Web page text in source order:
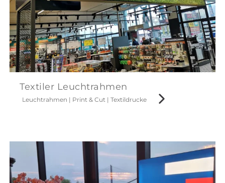
Textiler Leuchtrahmen
Leuchtrahmen | Print & Cut | Textildrucke